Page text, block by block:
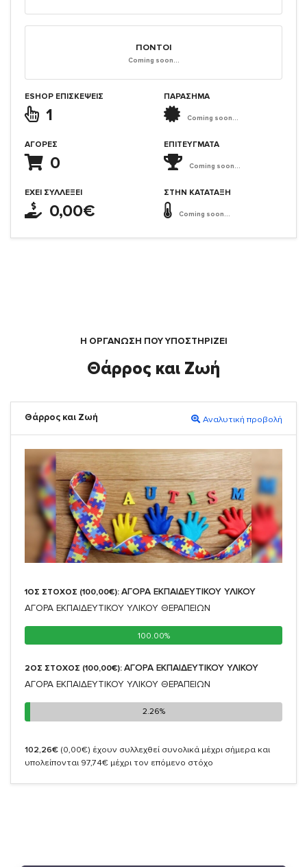
ΠΌΝΤΟΙ
Coming soon...
ESHOP ΕΠΙΣΚΈΨΕΙΣ
1
ΑΓΟΡΈΣ
0
ΈΧΕΙ ΣΥΛΛΈΞΕΙ
0,00€
ΠΑΡΑΣΗΜΑ
Coming soon...
ΕΠΙΤΕΎΓΜΑΤΑ
Coming soon...
ΣΤΗΝ ΚΑΤΆΤΑΞΗ
Coming soon...
Η ΟΡΓΆΝΩΣΗ ΠΟΥ ΥΠΟΣΤΗΡΙΖΕΙ
Θάρρος και Ζωή
Θάρρος και Ζωή Αναλυτική προβολή
1ΟΣ ΣΤΟΧΟΣ (100,00€): ΑΓΟΡΑ ΕΚΠΑΙΔΕΥΤΙΚΟΥ ΥΛΙΚΟΥ
ΑΓΟΡΑ ΕΚΠΑΙΔΕΥΤΙΚΟΥ ΥΛΙΚΟΥ ΘΕΡΑΠΕΙΩΝ
100.00%
100.00%
2ΟΣ ΣΤΟΧΟΣ (100,00€): ΑΓΟΡΑ ΕΚΠΑΙΔΕΥΤΙΚΟΥ ΥΛΙΚΟΥ
ΑΓΟΡΑ ΕΚΠΑΙΔΕΥΤΙΚΟΥ ΥΛΙΚΟΥ ΘΕΡΑΠΕΙΩΝ
2.26%
2.26%
102,26€ (0,00€) έχουν συλλεχθεί συνολικά μέχρι σήμερα και
υπολείπονται 97,74€ μέχρι τον επόμενο στόχο